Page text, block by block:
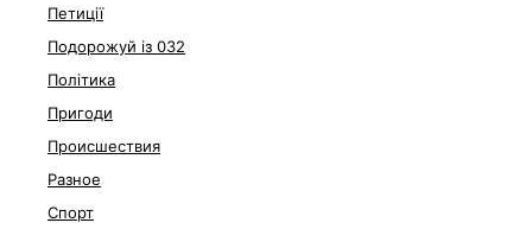
Петиції
Подорожуй із 032
Політика
Пригоди
Происшествия
Разное
Спорт